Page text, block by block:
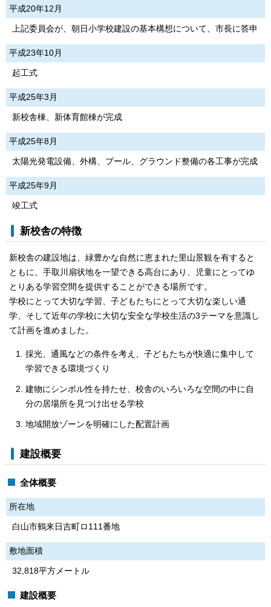
平成20年12月
上記委員会が、朝日小学校建設の基本構想について、市長に答申
平成23年10月
起工式
平成25年3月
新校舎棟、新体育館棟が完成
平成25年8月
太陽光発電設備、外構、プール、グラウンド整備の各工事が完成
平成25年9月
竣工式
新校舎の特徴
新校舎の建設地は、緑豊かな自然に恵まれた里山景観を有すると
ともに、手取川扇状地を一望できる高台にあり、児童にとってゆ
とりある学習空間を提供することができる場所です。
学校にとって大切な学習、子どもたちにとって大切な楽しい通
学、そして近年の学校に大切な安全な学校生活の3テーマを意識し
て計画を進めました。
採光、通風などの条件を考え、子どもたちが快適に集中して
学習できる環境づくり
建物にシンボル性を持たせ、校舎のいろいろな空間の中に自
分の居場所を見つけ出せる学校
地域開放ゾーンを明確にした配置計画
建設概要
全体概要
所在地
白山市鶴来日吉町ロ111番地
敷地面積
32,818平方メートル
建設概要